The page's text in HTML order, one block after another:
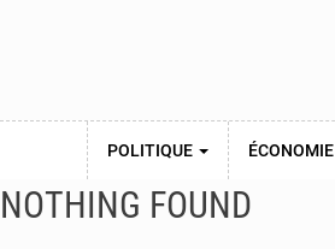
POLITIQUE ÉCONOMIE
NOTHING FOUND